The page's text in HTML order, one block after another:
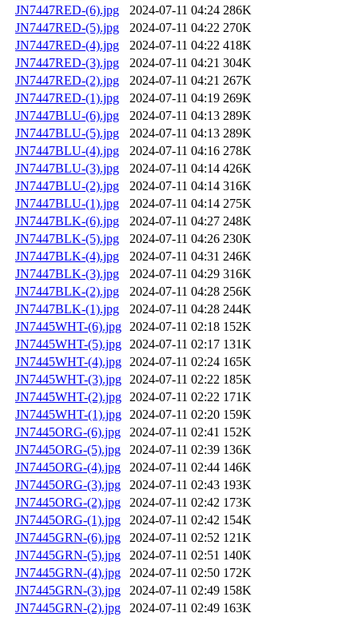
JN7447RED-(6).jpg
2024-07-11 04:24 286K
JN7447RED-(5).jpg
2024-07-11 04:22 270K
JN7447RED-(4).jpg
2024-07-11 04:22 418K
JN7447RED-(3).jpg
2024-07-11 04:21 304K
JN7447RED-(2).jpg
2024-07-11 04:21 267K
JN7447RED-(1).jpg
2024-07-11 04:19 269K
JN7447BLU-(6).jpg
2024-07-11 04:13 289K
JN7447BLU-(5).jpg
2024-07-11 04:13 289K
JN7447BLU-(4).jpg
2024-07-11 04:16 278K
JN7447BLU-(3).jpg
2024-07-11 04:14 426K
JN7447BLU-(2).jpg
2024-07-11 04:14 316K
JN7447BLU-(1).jpg
2024-07-11 04:14 275K
JN7447BLK-(6).jpg
2024-07-11 04:27 248K
JN7447BLK-(5).jpg
2024-07-11 04:26 230K
JN7447BLK-(4).jpg
2024-07-11 04:31 246K
JN7447BLK-(3).jpg
2024-07-11 04:29 316K
JN7447BLK-(2).jpg
2024-07-11 04:28 256K
JN7447BLK-(1).jpg
2024-07-11 04:28 244K
JN7445WHT-(6).jpg
2024-07-11 02:18 152K
JN7445WHT-(5).jpg
2024-07-11 02:17 131K
JN7445WHT-(4).jpg
2024-07-11 02:24 165K
JN7445WHT-(3).jpg
2024-07-11 02:22 185K
JN7445WHT-(2).jpg
2024-07-11 02:22 171K
JN7445WHT-(1).jpg
2024-07-11 02:20 159K
JN7445ORG-(6).jpg
2024-07-11 02:41 152K
JN7445ORG-(5).jpg
2024-07-11 02:39 136K
JN7445ORG-(4).jpg
2024-07-11 02:44 146K
JN7445ORG-(3).jpg
2024-07-11 02:43 193K
JN7445ORG-(2).jpg
2024-07-11 02:42 173K
JN7445ORG-(1).jpg
2024-07-11 02:42 154K
JN7445GRN-(6).jpg
2024-07-11 02:52 121K
JN7445GRN-(5).jpg
2024-07-11 02:51 140K
JN7445GRN-(4).jpg
2024-07-11 02:50 172K
JN7445GRN-(3).jpg
2024-07-11 02:49 158K
JN7445GRN-(2).jpg
2024-07-11 02:49 163K